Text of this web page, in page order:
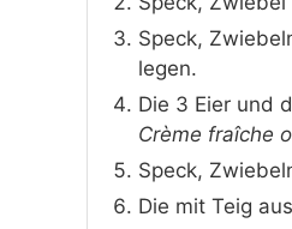
Speck,
legen.
Die 3 Eier und
Crème fraîche
Speck,
Die mit Teig